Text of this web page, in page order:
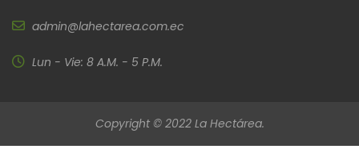
admin@lahectarea.com.ec
Lun - Vie: 8 A.M. - 5 P.M.
Copyright © 2022 La Hectárea.